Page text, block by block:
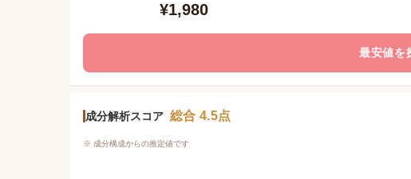
¥1,980
最安値を
成分解析スコア 総合 4.5点
※ 成分構成からの推定値です